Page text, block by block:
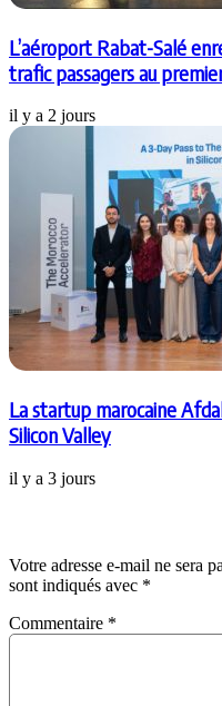
L’aéroport Rabat-Salé
trafic passagers au
il y a 2 jours
La startup marocaine
Silicon Valley
il y a 3 jours
Votre adresse e-mail ne sera
sont indiqués avec *
Commentaire *